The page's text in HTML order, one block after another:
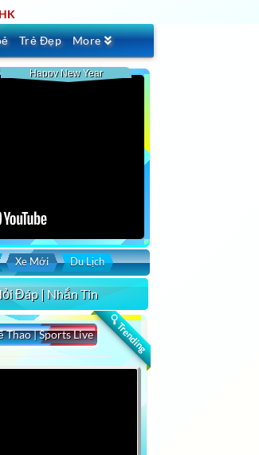
Trẻ Đẹp More
Happy New Year
Xe Mới Du Lịch
Đáp | Nhắn Tin
🔍 Trending
Thao | Sports Live